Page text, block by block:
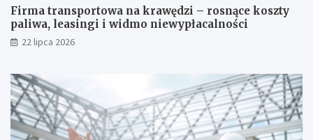
Firma transportowa na krawędzi – rosnące koszty
paliwa, leasingi i widmo niewypłacalności
22 lipca 2026